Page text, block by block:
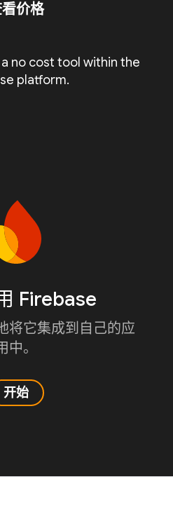
价格
no cost tool within the
platform.
Firebase
将它集成到自己的应
中。
开始